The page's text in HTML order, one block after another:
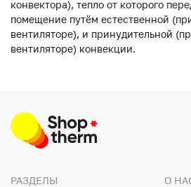
конвектора), тепло от которого
помещение путём естественной
вентиляторе), и принудительной
вентиляторе) конвекции.
РАЗДЕЛЫ О